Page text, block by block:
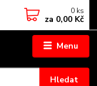
Menu
Hledat
0 ks
za 0,00 Kč